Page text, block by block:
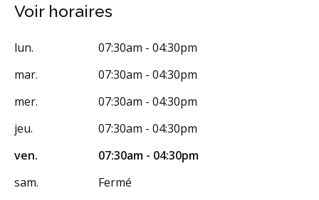
Voir horaires
lun.
07:30am - 04:30pm
mar.
07:30am - 04:30pm
mer.
07:30am - 04:30pm
jeu.
07:30am - 04:30pm
ven.
07:30am - 04:30pm
sam.
Fermé